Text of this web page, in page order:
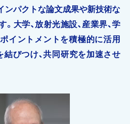
ンパクトな論文成果や新技術な
大学、放射光施設、産業界、学
イントメントを積極的に活用
結びつけ、共同研究を加速させ